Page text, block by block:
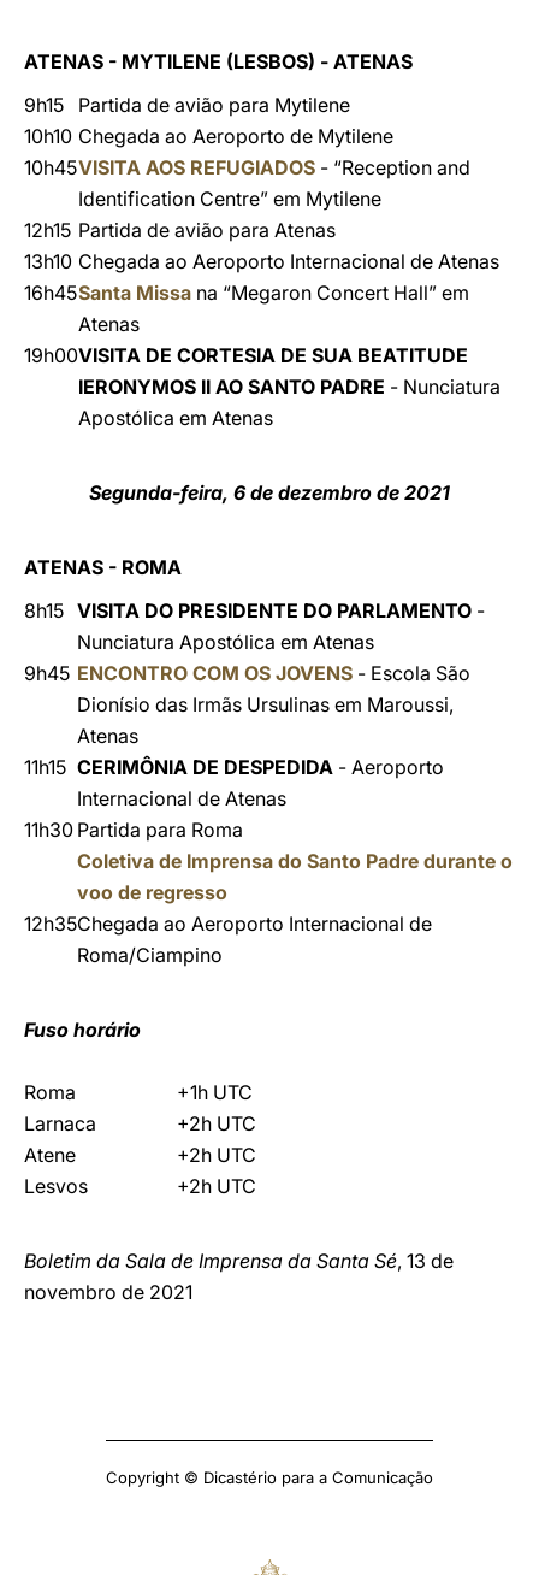
ATENAS - MYTILENE (LESBOS) - ATENAS
9h15
Partida de avião para Mytilene
10h10 Chegada ao Aeroporto de Mytilene
10h45VISITA AOS REFUGIADOS - “Reception and
Identification Centre” em Mytilene
12h15 Partida de avião para Atenas
13h10 Chegada ao Aeroporto Internacional de Atenas
16h45Santa Missa na “Megaron Concert Hall” em
Atenas
19h00VISITA DE CORTESIA DE SUA BEATITUDE
IERONYMOS II AO SANTO PADRE - Nunciatura
Apostólica em Atenas
Segunda-feira, 6 de dezembro de 2021
ATENAS - ROMA
8h15 VISITA DO PRESIDENTE DO PARLAMENTO -
Nunciatura Apostólica em Atenas
9h45 ENCONTRO COM OS JOVENS - Escola São
Dionísio das Irmãs Ursulinas em Maroussi,
Atenas
11h15 CERIMÔNIA DE DESPEDIDA - Aeroporto
Internacional de Atenas
11h30 Partida para Roma
Coletiva de Imprensa do Santo Padre durante o
voo de regresso
12h35Chegada ao Aeroporto Internacional de
Roma/Ciampino
Fuso horário
Roma
+1h UTC
Larnaca
+2h UTC
Atene
+2h UTC
Lesvos
+2h UTC
Boletim da Sala de Imprensa da Santa Sé, 13 de
novembro de 2021
Copyright © Dicastério para a Comunicação